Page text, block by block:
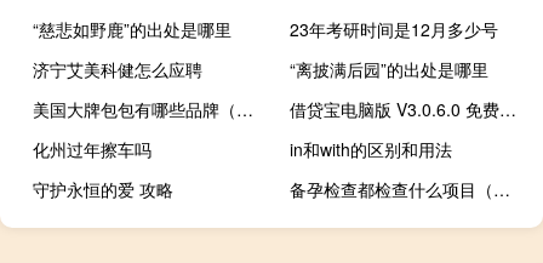
“慈悲如野鹿”的出处是哪里
23年考研时间是12月多少号
济宁艾美科健怎么应聘
“离披满后园”的出处是哪里
美国大牌包包有哪些品牌（大牌包包有哪些品牌）
借贷宝电脑版 V3.0.6.0 免费PC版（借贷宝电脑版 V3.0.6.0 免费PC版功能简介）
化州过年擦车吗
in和with的区别和用法
守护永恒的爱 攻略
备孕检查都检查什么项目（备孕检查挂什么科）